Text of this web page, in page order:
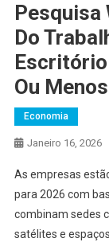
Pesquisa
Do
Escritório
Ou Menos
Economia
Janeiro 16, 2026
As empresas
para 2026 com
combinam sedes
satélites e